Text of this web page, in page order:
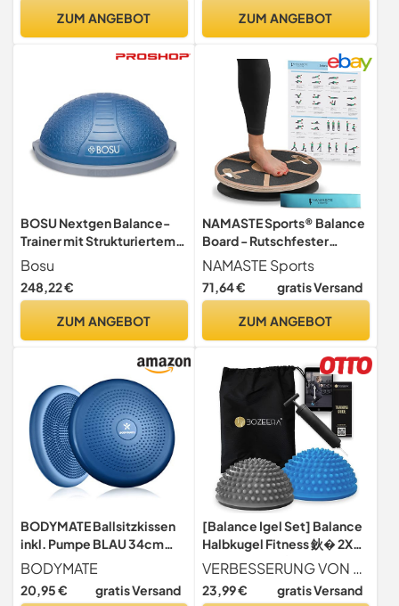
ZUM ANGEBOT ZUM ANGEBOT
BOSU Nextgen Balance-
Trainer mit Strukturiertem
Design, blau, 65 cm
Bosu
248,22 €
ZUM ANGEBOT
NAMASTE Sports® Balance
Board - Rutschfester
Gleichgewichtstrainer zur
Verbesserung der Balance I
Wackelbrett für
Balance Board für
Kinder
NAMASTE Sports
71,64 € gratis Versand
ZUM ANGEBOT
BODYMATE Ballsitzkissen
inkl. Pumpe BLAU 34cm
Durchmesser - Balance-
Kissen, Luftkissen, Balance
Pad, Noppenkissen - Core
BODYMATE
20,95 € gratis Versand
[Balance Igel Set] Balance
Halbkugel Fitness 鈥� 2X
Halb Igelball 鈥� Balance
Pods Kinder & Erwachsene
Inkl. Video-Anleitung,
VERBESSERUNG VON GLEICHGEWICHT UND STABILITÄT Der Einsatz des BOZEERA Balance Pods verbessert die Stabilität der Muskulatur und triggert das sensomotorische System. Die Muskeln werden dadurch nicht nur kräftiger, sondern auch schneller und gezielter in ihrer Funktion trainiert.
23,99 € gratis Versand